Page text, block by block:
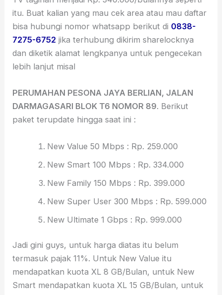
itu. Buat kalian yang mau cek area atau mau daftar
bisa hubungi nomor whatsapp berikut di 0838-
7275-6752 jika terhubung dikirim sharelocknya
dan diketik alamat lengkpanya untuk pengecekan
lebih lanjut misal
PERUMAHAN PESONA JAYA BERLIAN, JALAN
DARMAGASARI BLOK T6 NOMOR 89. Berikut
paket terupdate hingga saat ini :
New Value 50 Mbps : Rp. 259.000
New Smart 100 Mbps : Rp. 334.000
New Family 150 Mbps : Rp. 399.000
New Super User 300 Mbps : Rp. 599.000
New Ultimate 1 Gbps : Rp. 999.000
Jadi gini guys, untuk harga diatas itu belum
termasuk pajak 11%. Untuk New Value itu
mendapatkan kuota XL 8 GB/Bulan, untuk New
Smart mendapatkan kuota XL 15 GB/Bulan, untuk